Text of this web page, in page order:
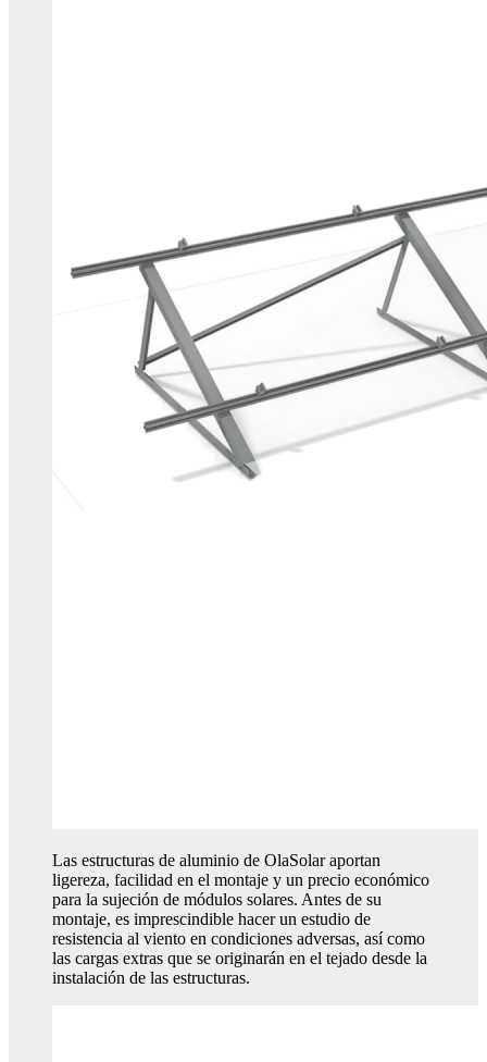
Las estructuras de aluminio de OlaSolar aportan
ligereza, facilidad en el montaje y un precio económico
para la sujeción de módulos solares. Antes de su
montaje, es imprescindible hacer un estudio de
resistencia al viento en condiciones adversas, así como
las cargas extras que se originarán en el tejado desde la
instalación de las estructuras.